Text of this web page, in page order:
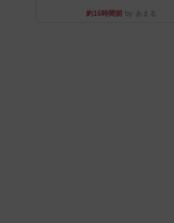
約16時間前by あまる